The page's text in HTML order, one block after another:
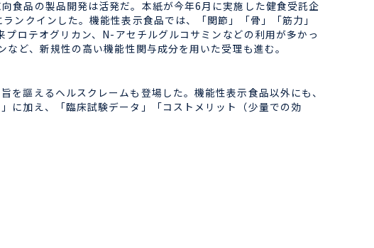
食品の製品開発は活発だ。本紙が今年6月に実施した健食受託企
ンクインした。機能性表示食品では、「関節」「骨」「筋力」
ロテオグリカン、N-アセチルグルコサミンなどの利用が多かっ
ど、新規性の高い機能性関与成分を用いた受理も進む。
謳えるヘルスクレームも登場した。機能性表示食品以外にも、
に加え、「臨床試験データ」「コストメリット（少量での効